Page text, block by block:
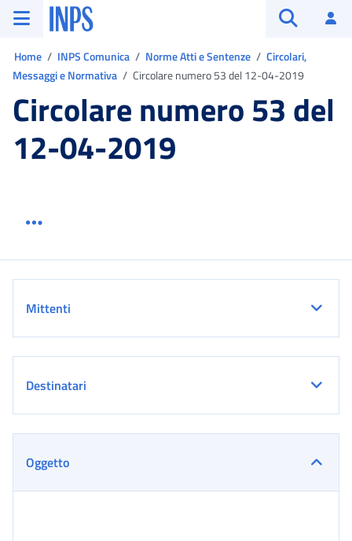
Vai al menu principale
Vai al contenuto principale
Vai al pie' di pagina
INPS ()
Home INPS Comunica Norme Atti e Sentenze
Circolari,
Messaggi e Normativa
Circolare numero 53 del 12-04-2019
Circolare numero 53 del
12-04-2019
Mittenti
Destinatari
Oggetto